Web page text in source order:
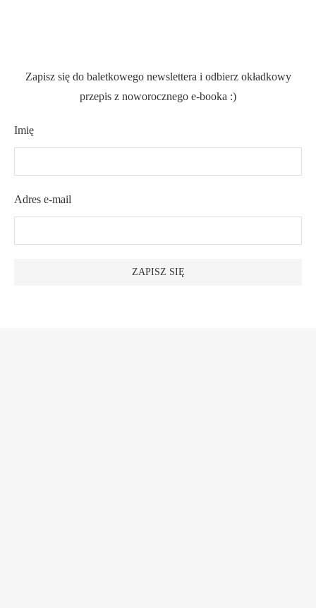
Zapisz się do baletkowego newslettera i odbierz okładkowy
przepis z noworocznego e-booka :)
Imię
Adres e-mail